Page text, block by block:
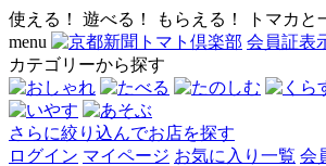
使える！ 遊べる！ もらえる！ トマカと
menu
会員証表
カテゴリーから探す
さらに絞り込んでお店を探す
ログイン マイページ お気に入り一覧 会